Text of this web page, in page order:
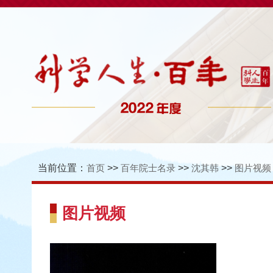
当前位置： 首页 >> 百年院士名录 >> 沈其韩 >> 图片视频
图片视频